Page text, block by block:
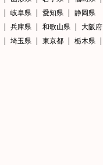
岐阜県 愛知県
静岡県
兵庫県 和歌山県 大阪府
埼玉県 東京都 栃木県